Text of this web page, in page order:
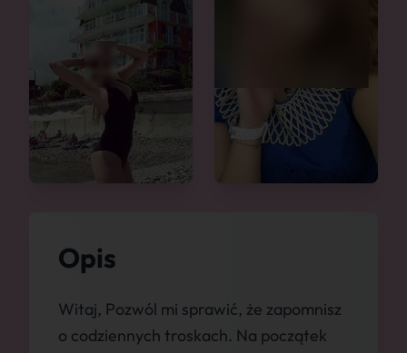
Opis
Witaj, Pozwól mi sprawić, że zapomnisz
o codziennych troskach. Na początek